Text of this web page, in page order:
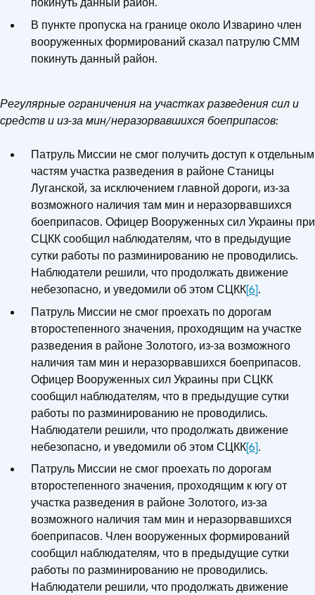
В пункте пропуска на границе около Изварино член
вооруженных формирований сказал патрулю СММ
покинуть данный район.
Регулярные ограничения на участках разведения сил и
средств и из-за мин/неразорвавшихся боеприпасов:
Патруль Миссии не смог получить доступ к отдельным
частям участка разведения в районе Станицы
Луганской, за исключением главной дороги, из‑за
возможного наличия там мин и неразорвавшихся
боеприпасов. Офицер Вооруженных сил Украины при
СЦКК сообщил наблюдателям, что в предыдущие
сутки работы по разминированию не проводились.
Наблюдатели решили, что продолжать движение
небезопасно, и уведомили об этом СЦКК[6].
Патруль Миссии не смог проехать по дорогам
второстепенного значения, проходящим на участке
разведения в районе Золотого, из-за возможного
наличия там мин и неразорвавшихся боеприпасов.
Офицер Вооруженных сил Украины при СЦКК
сообщил наблюдателям, что в предыдущие сутки
работы по разминированию не проводились.
Наблюдатели решили, что продолжать движение
небезопасно, и уведомили об этом СЦКК[6].
Патруль Миссии не смог проехать по дорогам
второстепенного значения, проходящим к югу от
участка разведения в районе Золотого, из-за
возможного наличия там мин и неразорвавшихся
боеприпасов. Член вооруженных формирований
сообщил наблюдателям, что в предыдущие сутки
работы по разминированию не проводились.
Наблюдатели решили, что продолжать движение